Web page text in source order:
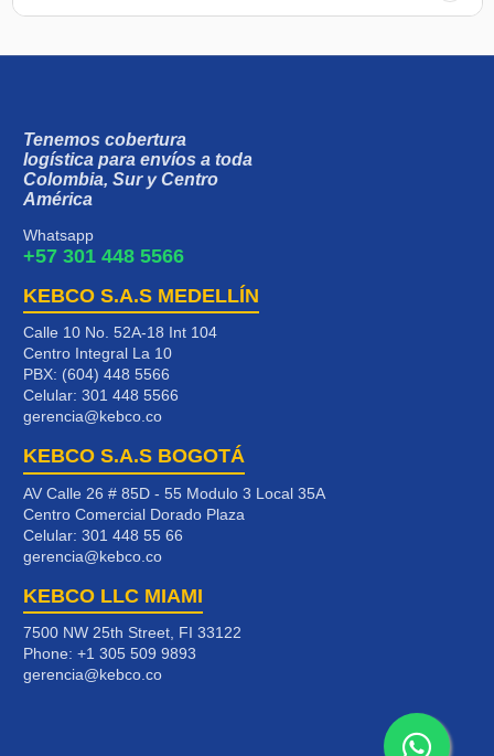
Tenemos cobertura
logística para envíos a toda
Colombia, Sur y Centro
América
Whatsapp
+57 301 448 5566
KEBCO S.A.S MEDELLÍN
Calle 10 No. 52A-18 Int 104
Centro Integral La 10
PBX: (604) 448 5566
Celular: 301 448 5566
gerencia@kebco.co
KEBCO S.A.S BOGOTÁ
AV Calle 26 # 85D - 55 Modulo 3 Local 35A
Centro Comercial Dorado Plaza
Celular: 301 448 55 66
gerencia@kebco.co
KEBCO LLC MIAMI
7500 NW 25th Street, FI 33122
Phone: +1 305 509 9893
gerencia@kebco.co